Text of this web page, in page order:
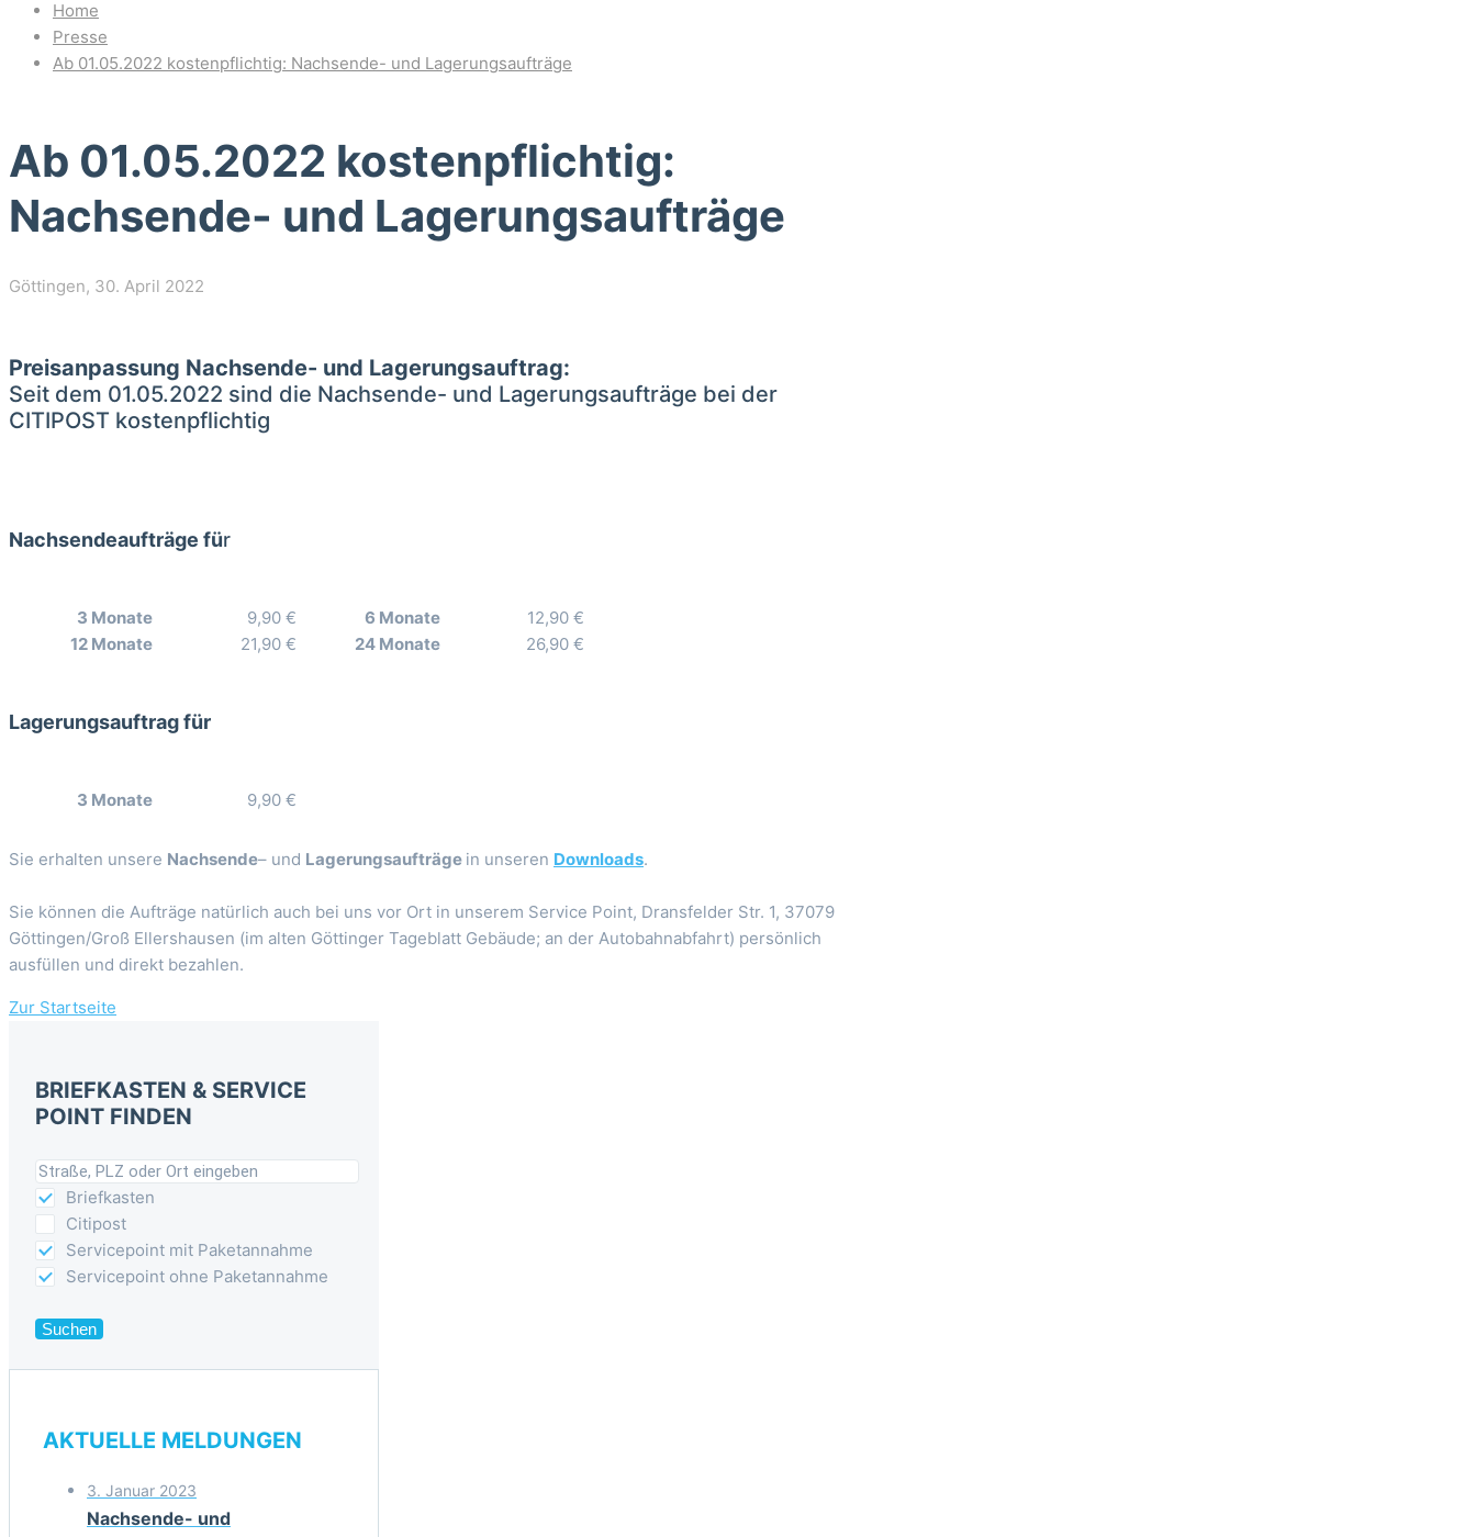
Home
Presse
Ab 01.05.2022 kostenpflichtig: Nachsende- und Lagerungsaufträge
Ab 01.05.2022 kostenpflichtig:
Nachsende- und Lagerungsaufträge
Göttingen, 30. April 2022
Preisanpassung Nachsende- und Lagerungsauftrag:
Seit dem 01.05.2022 sind die Nachsende- und Lagerungsaufträge bei der
CITIPOST kostenpflichtig
Nachsendeaufträge für
3 Monate
12 Monate
9,90 €
21,90 €
6 Monate
24 Monate
12,90 €
26,90 €
Lagerungsauftrag für
3 Monate 9,90 €
Sie erhalten unsere Nachsende– und Lagerungsaufträge in unseren Downloads.
Sie können die Aufträge natürlich auch bei uns vor Ort in unserem Service Point, Dransfelder Str. 1, 37079
Göttingen/Groß Ellershausen (im alten Göttinger Tageblatt Gebäude; an der Autobahnabfahrt) persönlich
ausfüllen und direkt bezahlen.
Zur Startseite
BRIEFKASTEN & SERVICE
POINT FINDEN
Briefkasten
Citipost
Servicepoint mit Paketannahme
Servicepoint ohne Paketannahme
Suchen
AKTUELLE MELDUNGEN
Nachsende- und
3. Januar 2023